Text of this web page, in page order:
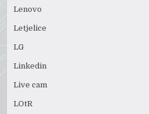
Lenovo
Letjelice
LG
Linkedin
Live cam
LOtR